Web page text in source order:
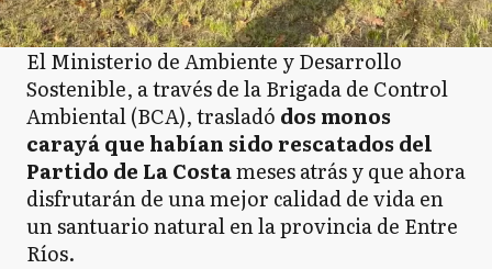
El Ministerio de Ambiente y Desarrollo
Sostenible, a través de la Brigada de Control
Ambiental (BCA), trasladó dos monos
carayá que habían sido rescatados del
Partido de La Costameses atrás y que ahora
disfrutarán de una mejor calidad de vida en
un santuario natural en la provincia de Entre
Ríos.